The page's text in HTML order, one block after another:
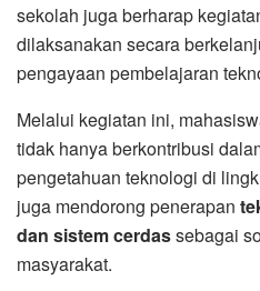
sekolah juga berharap
dilaksanakan secara
pengayaan pembelajaran
Melalui kegiatan ini,
tidak hanya berkontribusi
pengetahuan teknologi di
juga mendorong penerapan
dan sistem cerdassebagai
masyarakat.